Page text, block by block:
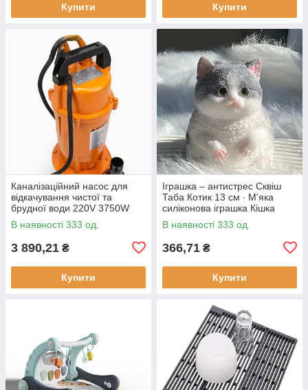
Купити Купити
Каналізаційний насос для
відкачування чистої та
брудної води 220V 3750W
В наявності 333 од.
3 890,21 ₴
Купити
Іграшка – антистрес Сквіш
Таба Котик 13 см ∙ М'яка
силіконова іграшка Кішка
В наявності 333 од.
366,71 ₴
Купити